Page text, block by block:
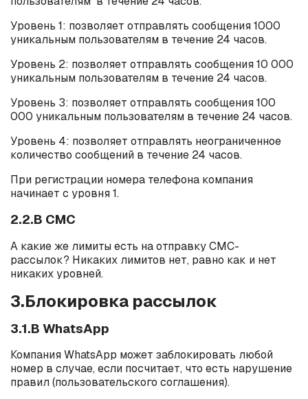
Уровень 1: позволяет отправлять сообщения 1000
уникальным пользователям в течение 24 часов.
Уровень 2: позволяет отправлять сообщения 10 000
уникальным пользователям в течение 24 часов.
Уровень 3: позволяет отправлять сообщения 100
000 уникальным пользователям в течение 24 часов.
Уровень 4: позволяет отправлять неограниченное
количество сообщений в течение 24 часов.
При регистрации номера телефона компания
начинает с уровня 1.
2.2.В СМС
А какие же лимиты есть на отправку СМС-
рассылок? Никаких лимитов нет, равно как и нет
никаких уровней.
3.Блокировка рассылок
3.1.В WhatsApp
Компания WhatsApp может заблокировать любой
номер в случае, если посчитает, что есть нарушение
правил (пользовательского соглашения).